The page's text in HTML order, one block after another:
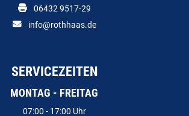
06432 9517-29
info@rothhaas.de
SERVICEZEITEN
MONTAG - FREITAG
07:00 - 17:00 Uhr